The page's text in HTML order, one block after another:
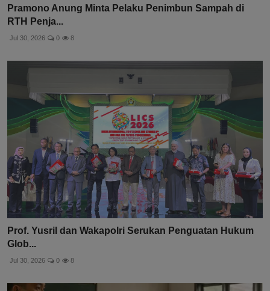
Pramono Anung Minta Pelaku Penimbun Sampah di
RTH Penja...
Jul 30, 2026 0 8
Prof. Yusril dan Wakapolri Serukan Penguatan Hukum
Glob...
Jul 30, 2026 0 8